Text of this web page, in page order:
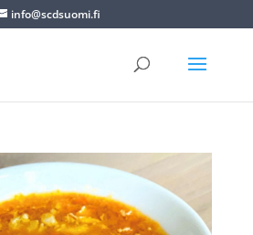
info@scdsuomi.fi